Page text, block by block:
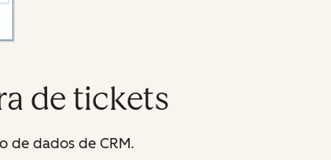
de tickets
de dados de CRM.